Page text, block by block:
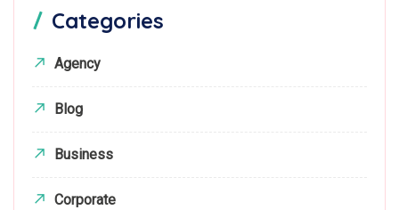
Categories
Agency
Blog
Business
Corporate